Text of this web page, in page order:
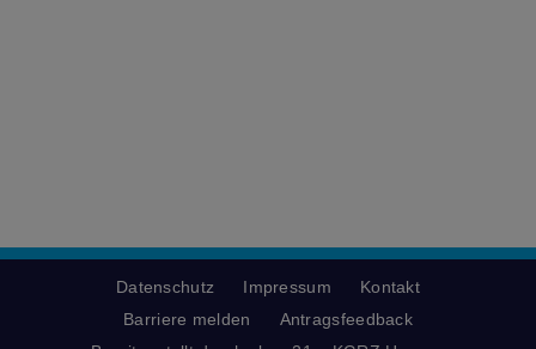
Datenschutz Impressum
Kontakt
Barriere melden
Antragsfeedback